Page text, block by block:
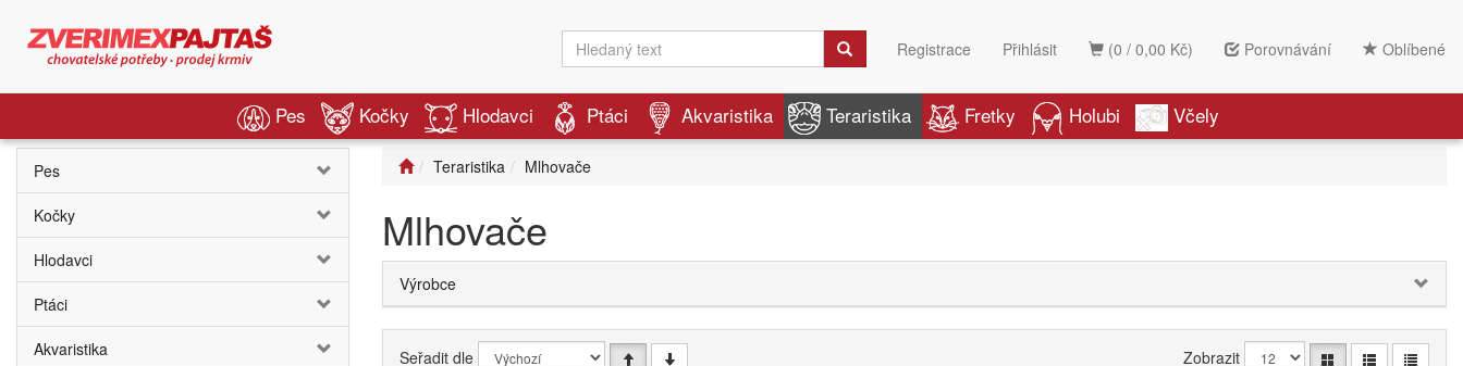
(0 / 0,00 Kč) Porovnávání Oblíbené
Registrace Přihlásit
Pes Kočky Hlodavci Ptáci Akvaristika Teraristika Fretky Holubi Včely
Pes
Kočky
Hlodavci
Ptáci
Akvaristika
Teraristika Mlhovače
Mlhovače
Výrobce
Seřadit dle Zobrazit